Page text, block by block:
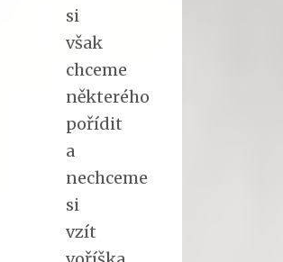
si
však
chceme
některého
pořídit
a
nechceme
si
vzít